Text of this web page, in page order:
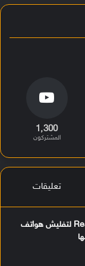
1٬300
المشتركون
تعليقات
تحميل أداة Realme Flash Tool لتفليش هواتف